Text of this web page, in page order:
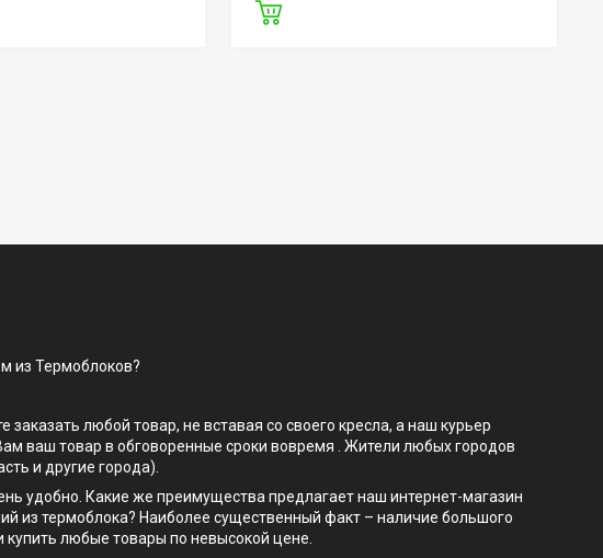
из Термоблоков?
любой товар, не вставая со своего кресла, а наш курьер
ваш товар в обговоренные сроки вовремя . Жители любых городов
и другие города).
удобно. Какие же преимущества предлагает наш интернет-магазин
из термоблока? Наиболее существенный факт – наличие большого
купить любые товары по невысокой цене.